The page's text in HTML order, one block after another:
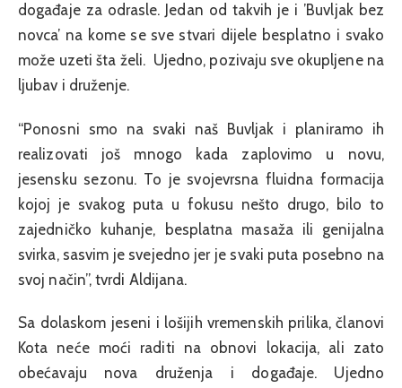
događaje za odrasle. Jedan od takvih je i ’Buvljak bez
novca’ na kome se sve stvari dijele besplatno i svako
može uzeti šta želi. Ujedno, pozivaju sve okupljene na
ljubav i druženje.
“Ponosni smo na svaki naš Buvljak i planiramo ih
realizovati još mnogo kada zaplovimo u novu,
jesensku sezonu. To je svojevrsna fluidna formacija
kojoj je svakog puta u fokusu nešto drugo, bilo to
zajedničko kuhanje, besplatna masaža ili genijalna
svirka, sasvim je svejedno jer je svaki puta posebno na
svoj način”, tvrdi Aldijana.
Sa dolaskom jeseni i lošijih vremenskih prilika, članovi
Kota neće moći raditi na obnovi lokacija, ali zato
obećavaju nova druženja i događaje. Ujedno